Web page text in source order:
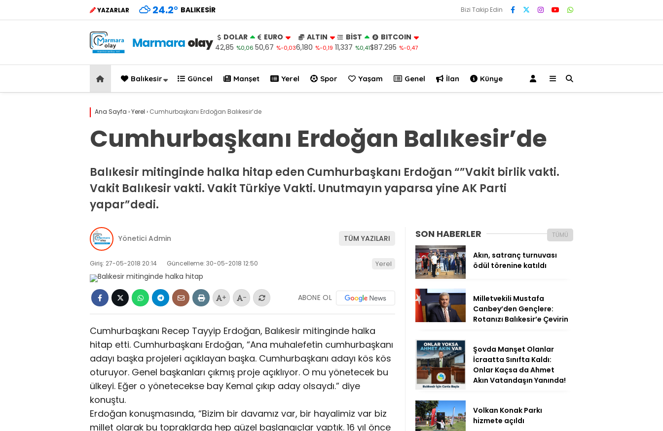
YAZARLAR 24.2° BALIKESIR Bizi Takip Edin
DOLAR
42,85 %0,06
EURO
50,67 %-0,03
ALTIN
6,180 %-0,19
BİST
11,337 %0,41
BITCOIN
$87.295 %-0,47
Balıkesir Güncel Manşet Yerel Spor Yaşam Genel İlan Künye
Ana Sayfa ›Yerel › Cumhurbaşkanı Erdoğan Balıkesir’de
Cumhurbaşkanı Erdoğan Balıkesir’de
Balıkesir mitinginde halka hitap eden Cumhurbaşkanı Erdoğan “”Vakit birlik vakti.
Vakit Balıkesir vakti. Vakit Türkiye Vakti. Unutmayın yaparsa yine AK Parti
yapar”dedi.
Yönetici Admin TÜM YAZILARI
Giriş: 27-05-2018 20:14 Güncelleme: 30-05-2018 12:50 Yerel
+ - ABONE OL
Cumhurbaşkanı Recep Tayyip Erdoğan, Balıkesir mitinginde halka
hitap etti. Cumhurbaşkanı Erdoğan, “Ana muhalefetin cumhurbaşkanı
adayı başka projeleri açıklayan başka. Cumhurbaşkanı adayı kös kös
oturuyor. Genel başkanları çıkmış proje açıklıyor. O mu yönetecek bu
ülkeyi. Eğer o yönetecekse bay Kemal çıkıp aday olsaydı.” diye
konuştu.
Erdoğan konuşmasında, “Bizim bir davamız var, bir hayalimiz var biz
millet olarak bu topraklarda hep güzel başlangıçlar yaptık. 16 yıl önce
SON HABERLER TÜMÜ
Akın, satranç turnuvası
ödül törenine katıldı
Milletvekili Mustafa
Canbey’den Gençlere:
Rotanızı Balıkesir’e Çevirin
Şovda Manşet Olanlar
İcraatta Sınıfta Kaldı:
Onlar Kaçsa da Ahmet
Akın Vatandaşın Yanında!
Volkan Konak Parkı
hizmete açıldı